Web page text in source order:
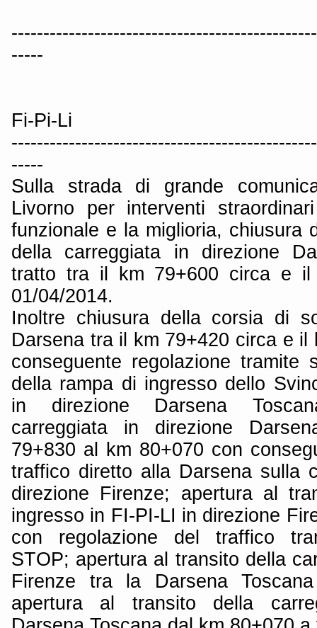
-----
Fi-Pi-Li
-----
Sulla strada di grande
Livorno per interventi
funzionale e la miglioria, chiusura
della carreggiata in direzione
tratto tra il km 79+600 circa e
01/04/2014.
Inoltre chiusura della corsia di
Darsena tra il km 79+420 circa e il
conseguente regolazione tramite
della rampa di ingresso dello
in direzione Darsena
carreggiata in direzione
79+830 al km 80+070 con
traffico diretto alla Darsena sulla
direzione Firenze; apertura al
ingresso in FI-PI-LI in direzione
con regolazione del traffico
STOP; apertura al transito della
Firenze tra la Darsena
apertura al transito della